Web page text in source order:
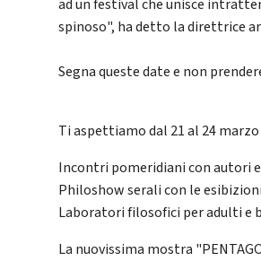
ad un festival che unisce
spinoso", ha detto la direttrice
Segna queste date e non
Ti aspettiamo dal 21 al 24
Incontri pomeridiani con autori
Philoshow serali con le
Laboratori filosofici per adulti e
La nuovissima mostra